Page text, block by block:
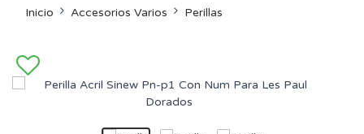
Inicio Accesorios Varios Perillas